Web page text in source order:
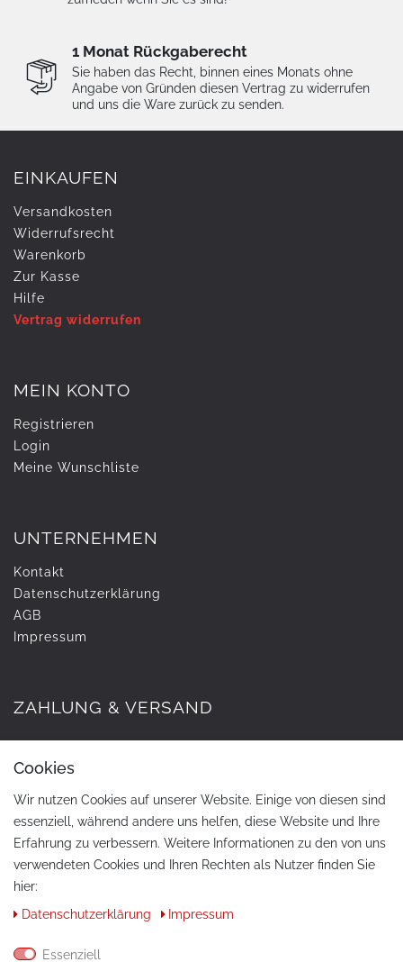
1 Monat Rückgaberecht
Sie haben das Recht, binnen eines Monats ohne
Angabe von Gründen diesen Vertrag zu widerrufen
und uns die Ware zurück zu senden.
EINKAUFEN
Versandkosten
Widerrufs­recht
Warenkorb
Zur Kasse
Hilfe
Vertrag widerrufen
MEIN KONTO
Registrieren
Login
Meine Wunschliste
UNTERNEHMEN
Kontakt
Daten­schutz­erklärung
AGB
Impressum
ZAHLUNG & VERSAND
Cookies
Wir nutzen Cookies auf unserer Website. Einige von diesen sind
essenziell, während andere uns helfen, diese Website und Ihre
Erfahrung zu verbessern. Weitere Informationen zu den von uns
verwendeten Cookies und Ihren Rechten als Nutzer finden Sie
hier:
Daten­schutz­erklärung
Impressum
Essenziell